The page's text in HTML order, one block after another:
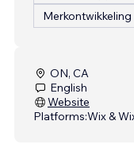
Merkontwikkeling
ON, CA
English
Website
Platforms:Wix &